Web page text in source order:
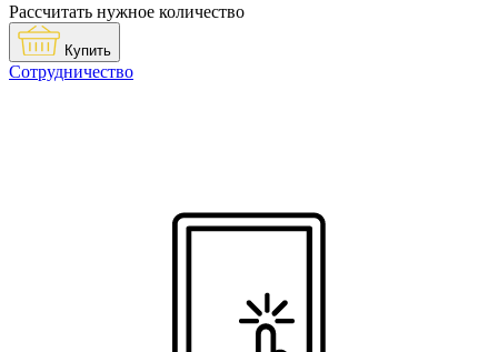
Рассчитать нужное количество
Купить
Сотрудничество